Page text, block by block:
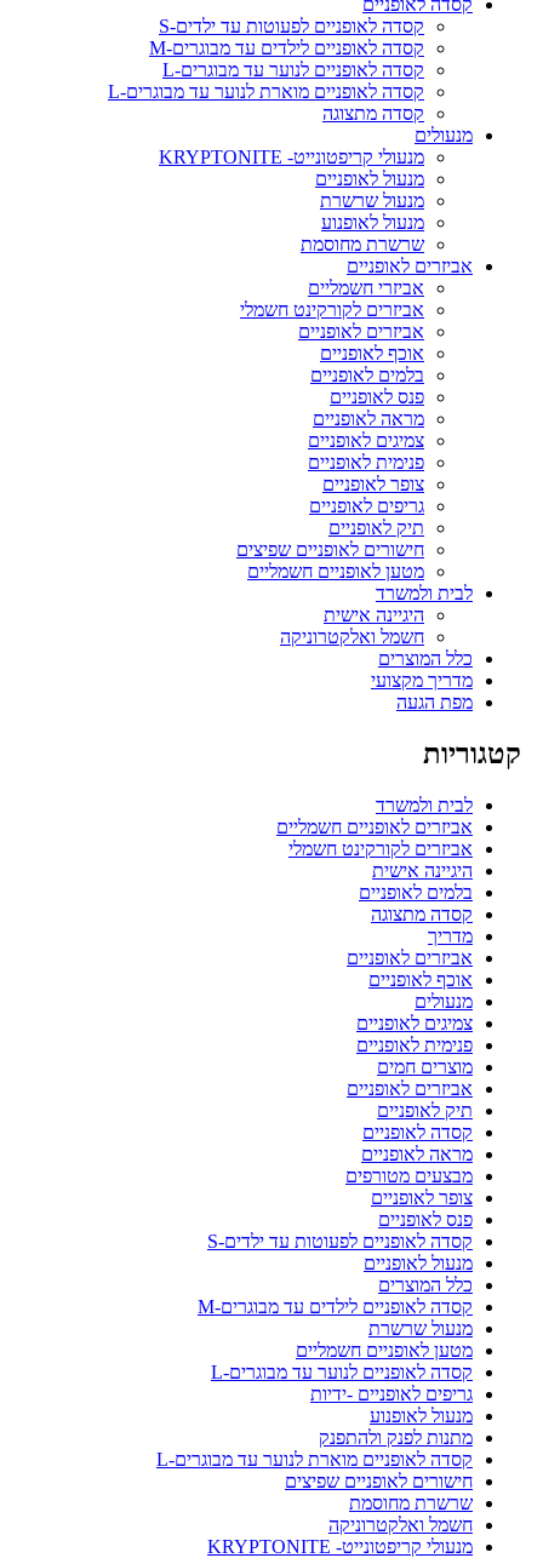
קסדה לאופניים לפעוטות עד ילדים-S
קסדה לאופניים לילדים עד מבוגרים-M
קסדה לאופניים לנוער עד מבוגרים-L
קסדה לאופניים מוארת לנוער עד מבוגרים-L
קסדה מתצוגה
מנעולים
מנעולי קריפטונייט- KRYPTONITE
מנעול לאופניים
מנעול שרשרת
מנעול לאופנוע
שרשרת מחוסמת
אביזרים לאופניים
אביזרי חשמליים
אביזרים לקורקינט חשמלי
אביזרים לאופניים
אוכף לאופניים
בלמים לאופניים
פנס לאופניים
מראה לאופניים
צמיגים לאופניים
פנימית לאופניים
צופר לאופניים
גריפים לאופניים
תיק לאופניים
חישורים לאופניים שפיצים
מטען לאופניים חשמליים
לבית ולמשרד
היגיינה אישית
חשמל ואלקטרוניקה
כלל המוצרים
מדריך מקצועי
מפת הגעה
קטגוריות
לבית ולמשרד
אביזרים לאופניים חשמליים
אביזרים לקורקינט חשמלי
היגיינה אישית
בלמים לאופניים
קסדה מתצוגה
מדריך
אביזרים לאופניים
אוכף לאופניים
מנעולים
צמיגים לאופניים
פנימית לאופניים
מוצרים חמים
אביזרים לאופניים
תיק לאופניים
קסדה לאופניים
מראה לאופניים
מבצעים מטורפים
צופר לאופניים
פנס לאופניים
קסדה לאופניים לפעוטות עד ילדים-S
מנעול לאופניים
כלל המוצרים
קסדה לאופניים לילדים עד מבוגרים-M
מנעול שרשרת
מטען לאופניים חשמליים
קסדה לאופניים לנוער עד מבוגרים-L
גריפים לאופניים -ידיות
מנעול לאופנוע
מתנות לפנק ולהתפנק
קסדה לאופניים מוארת לנוער עד מבוגרים-L
חישורים לאופניים שפיצים
שרשרת מחוסמת
חשמל ואלקטרוניקה
מנעולי קריפטונייט- KRYPTONITE